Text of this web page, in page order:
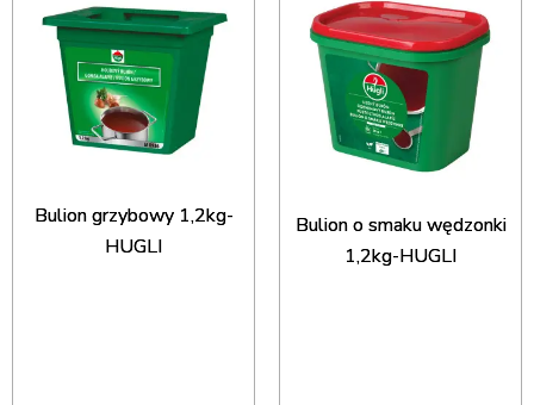
Bulion grzybowy 1,2kg-
HUGLI
Bulion o smaku wędzonki
1,2kg-HUGLI